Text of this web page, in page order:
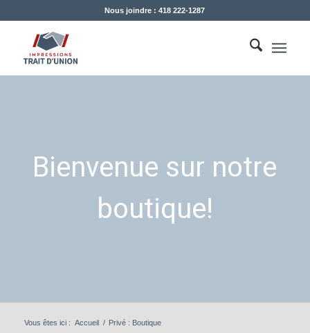
Nous joindre : 418 222-1287
Bienvenue sur notre
boutique!
Vous êtes ici : Accueil / Privé : Boutique